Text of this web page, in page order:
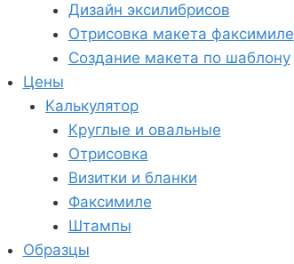
Дизайн эксилибрисов
Отрисовка макета факсимиле
Создание макета по шаблону
Цены
Калькулятор
Круглые и овальные
Отрисовка
Визитки и бланки
Факсимиле
Штампы
Образцы